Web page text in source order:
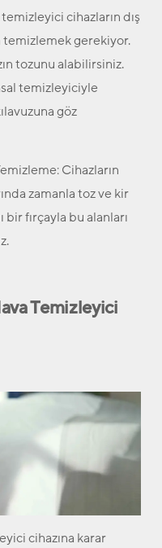
cihazların dış
temizlemek gerekiyor.
tozunu alabilirsiniz.
temizleyiciyle
göz
Cihazların
zamanla toz ve kir
fırçayla bu alanları
Temizleyici
cihazına karar